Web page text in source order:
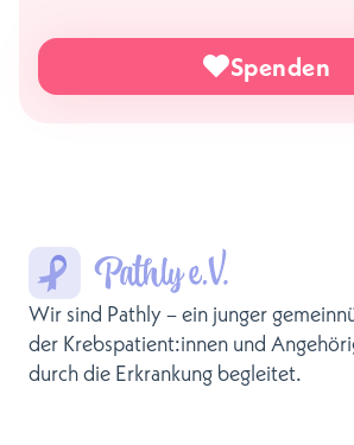
Spenden
Wir sind Pathly – ein junger
der Krebspatient:innen und
durch die Erkrankung begleitet.